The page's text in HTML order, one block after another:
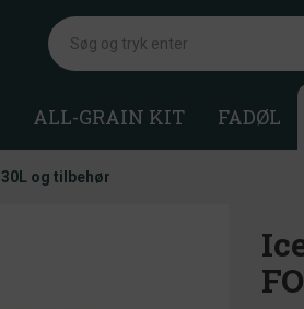
ALL-GRAIN KIT FADØL
og tilbehør